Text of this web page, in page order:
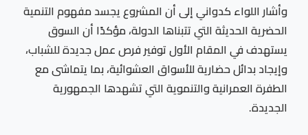
وأشار اللواء كدواني إلى أن المشروع يجسد مفهوم التنمية
الحضرية الحديثة التي تتبناها الدولة، مؤكدًا أن السوق
يستهدف في المقام الأول توفير فرص عمل جديدة للشباب،
وإيجاد بدائل حضارية للأسواق العشوائية، بما يتماشى مع
الطفرة العمرانية والتنموية التي تشهدها الجمهورية
الجديدة.